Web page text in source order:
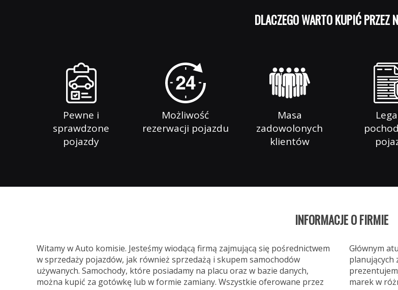
DLACZEGO WARTO KUPIĆ PRZEZ
Pewne i
sprawdzone
pojazdy
Możliwość
rezerwacji pojazdu
Masa
zadowolonych
klientów
INFORMACJE O FIRMIE
Witamy w Auto komisie. Jesteśmy wiodącą firmą zajmującą się pośrednictwem
w sprzedaży pojazdów, jak również sprzedażą i skupem samochodów
używanych. Samochody, które posiadamy na placu oraz w bazie danych,
można kupić za gotówkę lub w formie zamiany. Wszystkie oferowane przez
Głównym
planujących
marek w